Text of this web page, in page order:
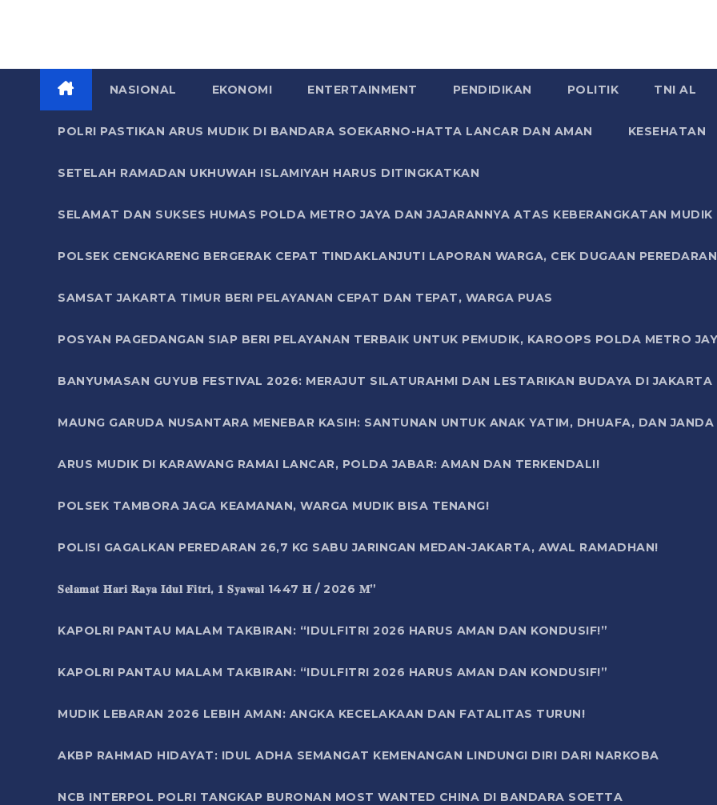
NASIONAL EKONOMI ENTERTAINMENT PENDIDIKAN POLITIK TNI AL
POLRI PASTIKAN ARUS MUDIK DI BANDARA SOEKARNO-HATTA LANCAR DAN AMAN KESEHATAN
SETELAH RAMADAN UKHUWAH ISLAMIYAH HARUS DITINGKATKAN
SELAMAT DAN SUKSES HUMAS POLDA METRO JAYA DAN JAJARANNYA ATAS KEBERANGKATAN
POLSEK CENGKARENG BERGERAK CEPAT TINDAKLANJUTI LAPORAN WARGA, CEK DUGAAN
SAMSAT JAKARTA TIMUR BERI PELAYANAN CEPAT DAN TEPAT, WARGA PUAS
POSYAN PAGEDANGAN SIAP BERI PELAYANAN TERBAIK UNTUK PEMUDIK, KAROOPS POLDA METRO
BANYUMASAN GUYUB FESTIVAL 2026: MERAJUT SILATURAHMI DAN LESTARIKAN BUDAYA DI JAKARTA
MAUNG GARUDA NUSANTARA MENEBAR KASIH: SANTUNAN UNTUK ANAK YATIM, DHUAFA, DAN
ARUS MUDIK DI KARAWANG RAMAI LANCAR, POLDA JABAR: AMAN DAN TERKENDALI!
POLSEK TAMBORA JAGA KEAMANAN, WARGA MUDIK BISA TENANG!
POLISI GAGALKAN PEREDARAN 26,7 KG SABU JARINGAN MEDAN-JAKARTA, AWAL RAMADHAN!
𝐒𝐞𝐥𝐚𝐦𝐚𝐭 𝐇𝐚𝐫𝐢 𝐑𝐚𝐲𝐚 𝐈𝐝𝐮𝐥 𝐅𝐢𝐭𝐫𝐢, 𝟏 𝐒𝐲𝐚𝐰𝐚𝐥 1447 𝐇 / 2026 𝐌”
KAPOLRI PANTAU MALAM TAKBIRAN: “IDULFITRI 2026 HARUS AMAN DAN KONDUSIF!”
KAPOLRI PANTAU MALAM TAKBIRAN: “IDULFITRI 2026 HARUS AMAN DAN KONDUSIF!”
MUDIK LEBARAN 2026 LEBIH AMAN: ANGKA KECELAKAAN DAN FATALITAS TURUN!
AKBP RAHMAD HIDAYAT: IDUL ADHA SEMANGAT KEMENANGAN LINDUNGI DIRI DARI NARKOBA
NCB INTERPOL POLRI TANGKAP BURONAN MOST WANTED CHINA DI BANDARA SOETTA